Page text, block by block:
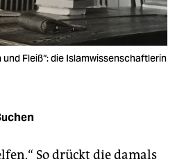
Fleiß“: die Islamwissenschaftlerin
So drückt die damals